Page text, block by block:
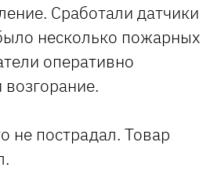
Сработали датчики
несколько пожарных
оперативно
не пострадал. Товар